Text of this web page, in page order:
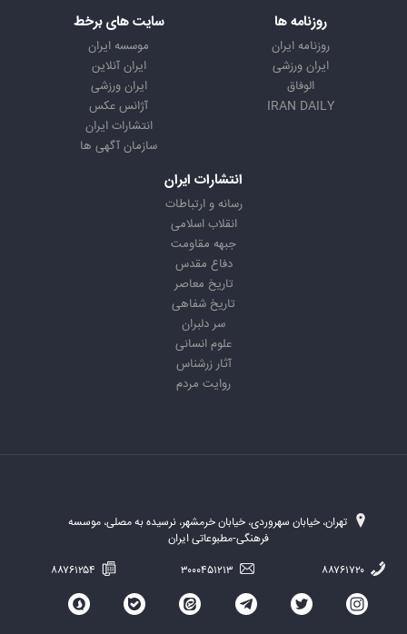
روزنامه ها
روزنامه ایران
ایران ورزشی
الوفاق
IRAN DAILY
سایت های برخط
موسسه ایران
ایران آنلاین
ایران ورزشی
آژانس عکس
انتشارات ایران
سازمان آگهی ها
انتشارات ایران
رسانه و ارتباطات
انقلاب اسلامی
جبهه مقاومت
دفاع مقدس
تاریخ معاصر
تاریخ شفاهی
سر دلبران
علوم انسانی
آثار زرشناس
روایت مردم
تهران، خیابان سهروردی، خیابان خرمشهر، نرسیده به مصلی، موسسه
فرهنگی-مطبوعاتی ایران